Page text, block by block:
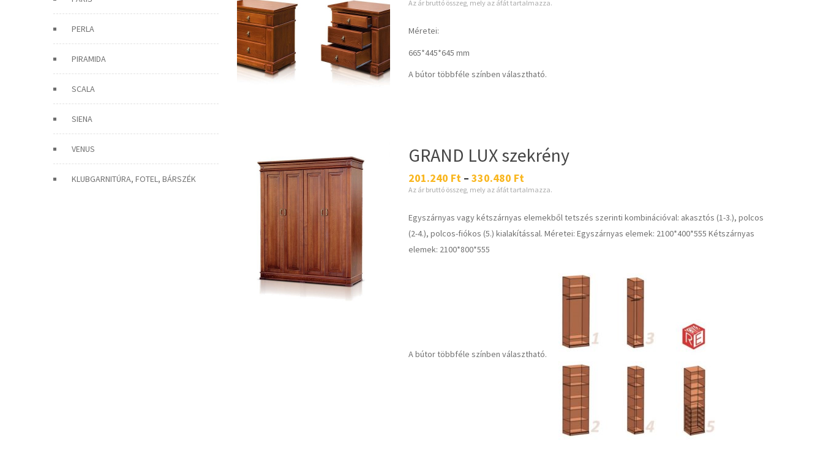
PERLA
PIRAMIDA
SCALA
SIENA
VENUS
KLUBGARNITÚRA, FOTEL, BÁRSZÉK
Az ár bruttó összeg, mely az áfát tartalmazza.
Méretei:
665*445*645 mm
A bútor többféle színben választható.
GRAND LUX szekrény
201.240 Ft – 330.480 Ft
Az ár bruttó összeg, mely az áfát tartalmazza.
Egyszárnyas vagy kétszárnyas elemekből tetszés szerinti kombinációval: akasztós (1-3.), polcos
(2-4.), polcos-fiókos (5.) kialakítással. Méretei: Egyszárnyas elemek: 2100*400*555 Kétszárnyas
elemek: 2100*800*555
A bútor többféle színben választható.